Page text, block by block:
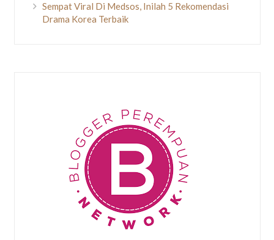
Sempat Viral Di Medsos, Inilah 5 Rekomendasi
Drama Korea Terbaik